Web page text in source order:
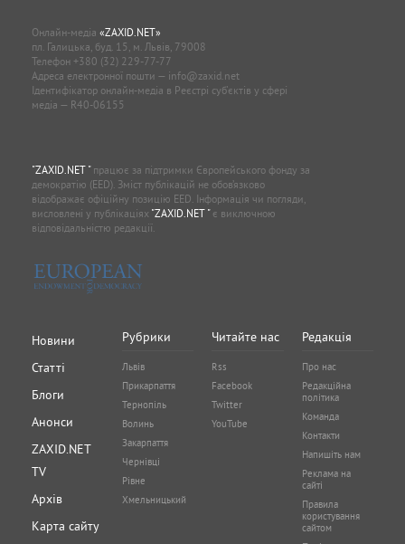
Онлайн-медіа «ZAXID.NET»
пл. Галицька, буд. 15, м. Львів, 79008
Телефон +380 (32) 229-77-77
Адреса електронної пошти — info@zaxid.net
Ідентифікатор онлайн-медіа в Реєстрі суб'єктів у сфері
медіа — R40-06155
"ZAXID.NET "працює за підтримки Європейського фонду за
демократію (EED). Зміст публікацій не обов’язково
відображає офіційну позицію EED. Інформація чи погляди,
висловлені у публікаціях "ZAXID.NET "є виключною
відповідальністю редакції.
Новини
Статті
Блоги
Анонси
ZAXID.NET
TV
Архів
Карта сайту
Рубрики
Львів
Прикарпаття
Тернопіль
Волинь
Закарпаття
Чернівці
Рівне
Хмельницький
Читайте нас
Rss
Facebook
Twitter
YouTube
Редакція
Про нас
Редакційна
політика
Команда
Контакти
Напишіть нам
Реклама на
сайті
Правила
користування
сайтом